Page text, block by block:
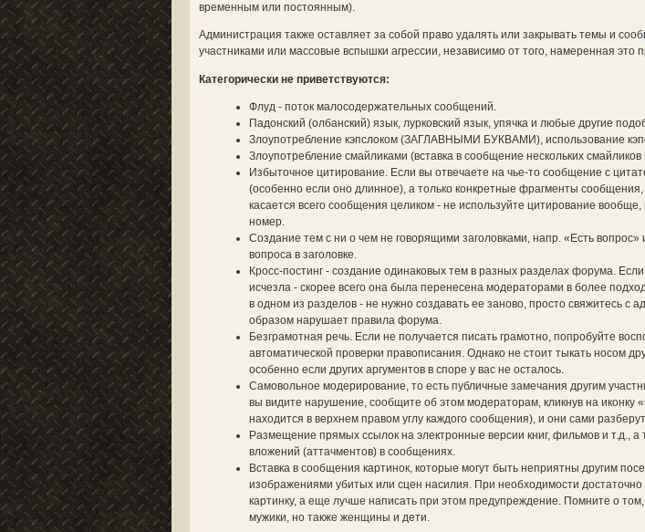
временным или постоянным).
Администрация также оставляет за собой право удалять или закрывать темы и
участниками или массовые вспышки агрессии, независимо от того, намеренная это
Категорически не приветствуются:
Флуд - поток малосодержательных сообщений.
Падонский (олбанский) язык, лурковский язык, упячка и любые другие
Злоупотребление кэпслоком (ЗАГЛАВНЫМИ БУКВАМИ), использование
Злоупотребление смайликами (вставка в сообщение нескольких
Избыточное цитирование. Если вы отвечаете на чье-то сообщение с
(особенно если оно длинное), а только конкретные фрагменты
касается всего сообщения целиком - не используйте цитирование
номер.
Создание тем с ни о чем не говорящими заголовками, напр. «Есть вопрос»
вопроса в заголовке.
Кросс-постинг - создание одинаковых тем в разных разделах форума.
исчезла - скорее всего она была перенесена модераторами в более
в одном из разделов - не нужно создавать ее заново, просто свяжитесь с
образом нарушает правила форума.
Безграмотная речь. Если не получается писать грамотно, попробуйте
автоматической проверки правописания. Однако не стоит тыкать носом
особенно если других аргументов в споре у вас не осталось.
Самовольное модерирование, то есть публичные замечания другим
вы видите нарушение, сообщите об этом модераторам, кликнув на иконку
находится в верхнем правом углу каждого сообщения), и они сами
Размещение прямых ссылок на электронные версии книг, фильмов и т.д.,
вложений (аттачментов) в сообщениях.
Вставка в сообщения картинок, которые могут быть неприятны другим
изображениями убитых или сцен насилия. При необходимости
картинку, а еще лучше написать при этом предупреждение. Помните о
мужики, но также женщины и дети.